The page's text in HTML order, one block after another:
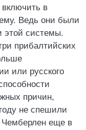
в
Ведь они были
этой системы.
прибалтийских
или русского
причин,
не спешили
еще в